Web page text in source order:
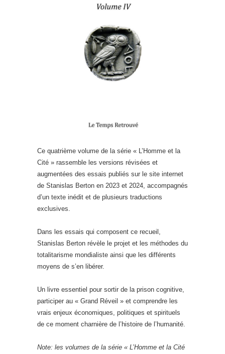
Ce quatrième volume de la série « L’Homme et la
Cité » rassemble les versions révisées et
augmentées des essais publiés sur le site internet
de Stanislas Berton en 2023 et 2024, accompagnés
d’un texte inédit et de plusieurs traductions
exclusives.
Dans les essais qui composent ce recueil,
Stanislas Berton révèle le projet et les méthodes du
totalitarisme mondialiste ainsi que les différents
moyens de s’en libérer.
Un livre essentiel pour sortir de la prison cognitive,
participer au « Grand Réveil » et comprendre les
vrais enjeux économiques, politiques et spirituels
de ce moment charnière de l’histoire de l’humanité.
Note: les volumes de la série « L’Homme et la Cité